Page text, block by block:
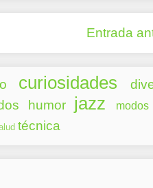
Entrada
curiosidades
humor jazz modos
técnica